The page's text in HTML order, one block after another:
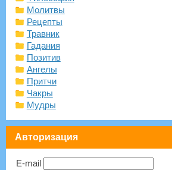
Молитвы
Рецепты
Травник
Гадания
Позитив
Ангелы
Притчи
Чакры
Мудры
Авторизация
E-mail